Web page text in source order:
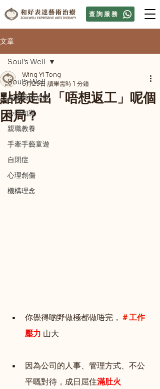
查詢服務
文章
Soul's Well
表達藝術治療
心理知識
親職教養
手牽手藝童遊
自閉症
心理創傷
機構理念
Soul's Well
點樣走出「唔想返工」呢個
困局？
Wing Yi Tong
6月29日 讀畢需時 1 分鐘
你覺得啲野做極都做唔完， ＃工作
壓力 山大
因為公司的人事、管理方式、不公
平嘅對待，成日屈住滿肚火